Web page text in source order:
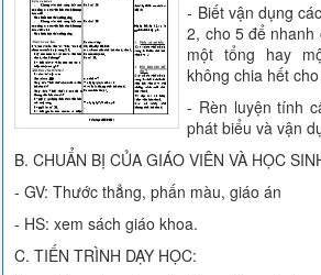
- Biết vận dụng
2, cho 5 để nhanh
một tổng hay
không chia hết
- Rèn luyện tính
phát biểu và vận
B. CHUẨN BỊ CỦA GIÁO VIÊN VÀ HỌC
- GV: Thước thẳng, phấn màu, giáo án
- HS: xem sách giáo khoa.
C. TIẾN TRÌNH DẠY HỌC: